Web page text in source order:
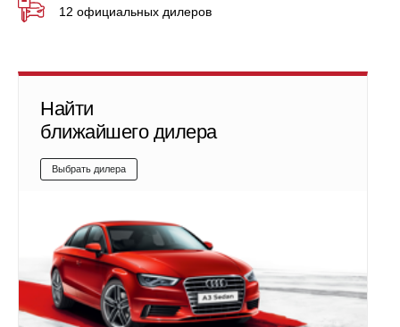
12 официальных дилеров
Найти
ближайшего дилера
Выбрать дилера